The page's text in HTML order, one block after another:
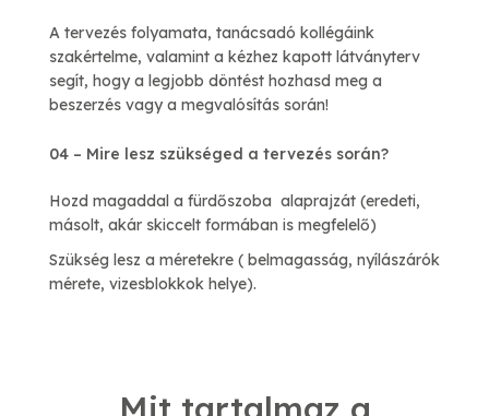
A tervezés folyamata, tanácsadó kollégáink
szakértelme, valamint a kézhez kapott látványterv
segít, hogy a legjobb döntést hozhasd meg a
beszerzés vagy a megvalósítás során!
04 – Mire lesz szükséged a tervezés során?
Hozd magaddal a fürdőszoba alaprajzát (eredeti,
másolt, akár skiccelt formában is megfelelő)
Szükség lesz a méretekre ( belmagasság, nyílászárók
mérete, vizesblokkok helye).